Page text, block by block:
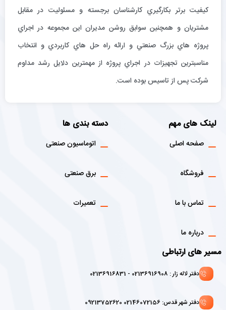
كيفيت برتر بكارگيري كارشناسان برجسته و مسئوليت در مقابل
مشتريان و همچنين سوابق روشن مديران اين مجموعه در اجراي
پروژه هاي بزرگ صنعتي و ارائه راه حل هاي كاربردي و انتخاب
مناسبترين تجهيزات در اجراي پروژه از مهمترين دلايل رشد مداوم
شركت پس از تاسيس بوده است.
لینک های مهم
صفحه اصلی
فروشگاه
تماس با ما
درباره ما
دسته بندی ها
اتوماسیون صنعتی
برق صنعتی
تعمیرات
مسیر های ارتباطی
دفتر لاله زار : 02136916908 - 02136916831
دفتر شهر قدس: 02146072156 09213752620